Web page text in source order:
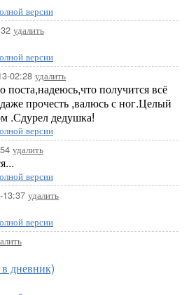
версии
удалить
версии
02:28 удалить
поста,надеюсь,что получится всё
прочесть ,валюсь с ног.Целый
.Сдурел дедушка!
версии
удалить
версии
13:37 удалить
версии
дневник)